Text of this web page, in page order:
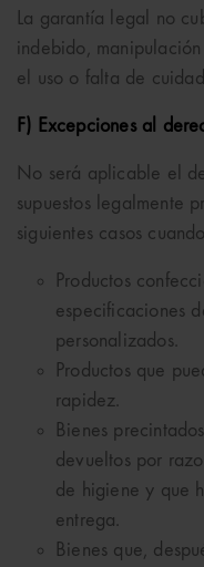
La garantía legal no
indebido,
el uso o falta de
F) Excepciones al
No será aplicable el
supuestos legalmente
siguientes casos
Productos
especificaciones
personalizados.
Productos que
rapidez.
Bienes
devueltos por
de higiene y que
entrega.
Bienes que,